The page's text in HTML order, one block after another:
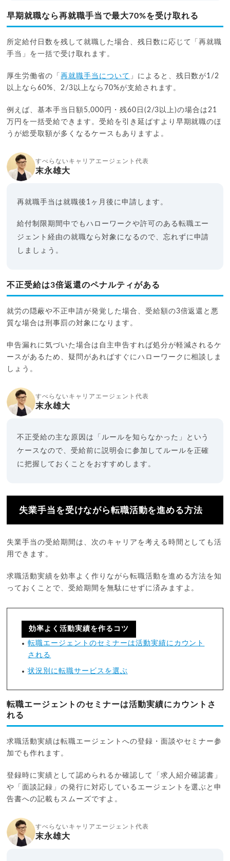
早期就職なら再就職手当で最大70%を受け取れる
所定給付日数を残して就職した場合、残日数に応じて「再就職
手当」を一括で受け取れます。
厚生労働省の「再就職手当について 」によると、残日数が1/2
以上なら60%、2/3以上なら70%が支給されます。
例えば、基本手当日額5,000円・残60日(2/3以上)の場合は21
万円を一括受給できます。受給を引き延ばすより早期就職のほ
うが総受取額が多くなるケースもありますよ。
すべらないキャリアエージェント代表
末永雄大
再就職手当は就職後1ヶ月後に申請します。
給付制限期間中でもハローワークや許可のある転職エー
ジェント経由の就職なら対象になるので、忘れずに申請
しましょう。
不正受給は3倍返還のペナルティがある
就労の隠蔽や不正申請が発覚した場合、受給額の3倍返還と悪
質な場合は刑事罰の対象になります。
申告漏れに気づいた場合は自主申告すれば処分が軽減されるケ
ースがあるため、疑問があればすぐにハローワークに相談しま
しょう。
すべらないキャリアエージェント代表
末永雄大
不正受給の主な原因は「ルールを知らなかった」という
ケースなので、受給前に説明会に参加してルールを正確
に把握しておくことをおすすめします。
失業手当を受けながら転職活動を進める方法
失業手当の受給期間は、次のキャリアを考える時間としても活
用できます。
求職活動実績を効率よく作りながら転職活動を進める方法を知
っておくことで、受給期間を無駄にせずに済みますよ。
効率よく活動実績を作るコツ
転職エージェントのセミナーは活動実績にカウント
される
状況別に転職サービスを選ぶ
転職エージェントのセミナーは活動実績にカウントさ
れる
求職活動実績は転職エージェントへの登録・面談やセミナー参
加でも作れます。
登録時に実績として認められるか確認して「求人紹介確認書」
や「面談記録」の発行に対応しているエージェントを選ぶと申
告書への記載もスムーズですよ。
すべらないキャリアエージェント代表
末永雄大